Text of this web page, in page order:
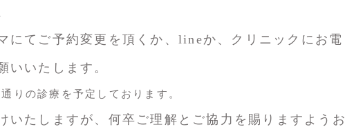
にてご予約変更を頂くか、lineか、クリニックにお電
いいたします。
りの診療を予定しております。
いたしますが、何卒ご理解とご協力を賜りますようお